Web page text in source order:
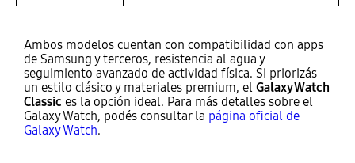
Ambos modelos cuentan con compatibilidad con apps
de Samsung y terceros, resistencia al agua y
seguimiento avanzado de actividad física. Si priorizás
un estilo clásico y materiales premium, el Galaxy Watch
Classic es la opción ideal. Para más detalles sobre el
Galaxy Watch, podés consultar la página oficial de
Galaxy Watch.